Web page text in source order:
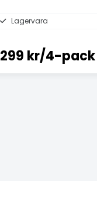
Lagervara
299 kr/4-pack